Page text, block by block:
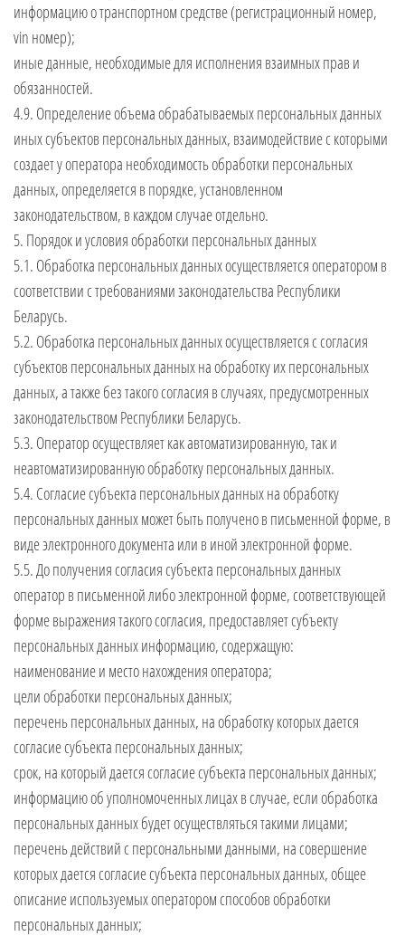
информацию о транспортном средстве (регистрационный номер,
vin номер);
иные данные, необходимые для исполнения взаимных прав и
обязанностей.
4.9. Определение объема обрабатываемых персональных данных
иных субъектов персональных данных, взаимодействие с которыми
создает у оператора необходимость обработки персональных
данных, определяется в порядке, установленном
законодательством, в каждом случае отдельно.
5. Порядок и условия обработки персональных данных
5.1. Обработка персональных данных осуществляется оператором в
соответствии с требованиями законодательства Республики
Беларусь.
5.2. Обработка персональных данных осуществляется с согласия
субъектов персональных данных на обработку их персональных
данных, а также без такого согласия в случаях, предусмотренных
законодательством Республики Беларусь.
5.3. Оператор осуществляет как автоматизированную, так и
неавтоматизированную обработку персональных данных.
5.4. Согласие субъекта персональных данных на обработку
персональных данных может быть получено в письменной форме, в
виде электронного документа или в иной электронной форме.
5.5. До получения согласия субъекта персональных данных
оператор в письменной либо электронной форме, соответствующей
форме выражения такого согласия, предоставляет субъекту
персональных данных информацию, содержащую:
наименование и место нахождения оператора;
цели обработки персональных данных;
перечень персональных данных, на обработку которых дается
согласие субъекта персональных данных;
срок, на который дается согласие субъекта персональных данных;
информацию об уполномоченных лицах в случае, если обработка
персональных данных будет осуществляться такими лицами;
перечень действий с персональными данными, на совершение
которых дается согласие субъекта персональных данных, общее
описание используемых оператором способов обработки
персональных данных;